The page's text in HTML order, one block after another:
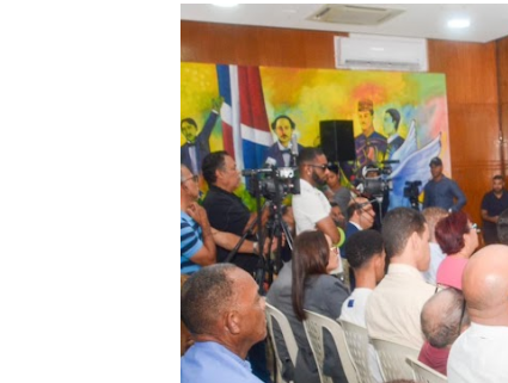
Hipótesis policial sobre
CESDN urge fortalecer
Cacerolazos, gomas
Roberto Ángel Salcedo
Roberto Ángel Salcedo
Respuesta oportuna
Juramentan a Angelina